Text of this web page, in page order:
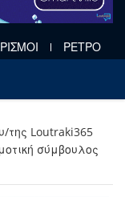
ΡΕΤΡΟ
της Loutraki365
σύμβουλος